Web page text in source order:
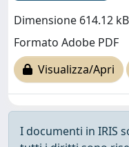
Dimensione 614.12 kB
Formato Adobe PDF
Visualizza/Apri
I documenti in IRIS